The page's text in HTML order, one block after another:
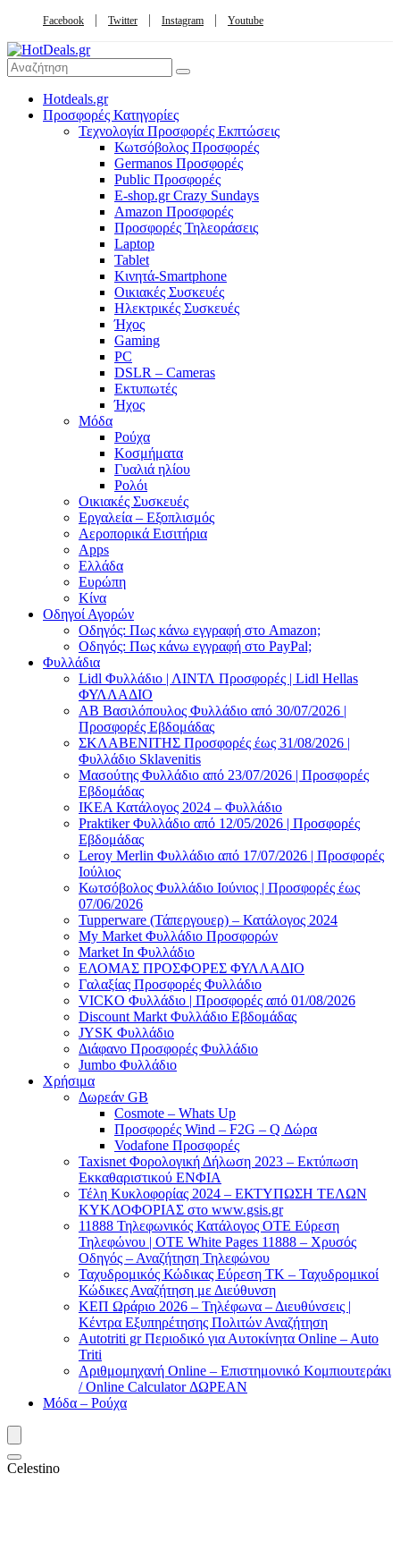
Facebook Twitter Instagram Youtube
Hotdeals.gr
Προσφορές Κατηγορίες
Τεχνολογία Προσφορές Εκπτώσεις
Κωτσόβολος Προσφορές
Germanos Προσφορές
Public Προσφορές
E-shop.gr Crazy Sundays
Amazon Προσφορές
Προσφορές Τηλεοράσεις
Laptop
Tablet
Κινητά-Smartphone
Οικιακές Συσκευές
Hλεκτρικές Συσκευές
Ήχος
Gaming
PC
DSLR – Cameras
Εκτυπωτές
Ήχος
Μόδα
Ρούχα
Κοσμήματα
Γυαλιά ηλίου
Ρολόι
Οικιακές Συσκευές
Εργαλεία – Εξοπλισμός
Αεροπορικά Εισιτήρια
Apps
Ελλάδα
Ευρώπη
Κίνα
Οδηγοί Αγορών
Οδηγός: Πως κάνω εγγραφή στο Amazon;
Οδηγός: Πως κάνω εγγραφή στο PayPal;
Φυλλάδια
Lidl Φυλλάδιο | ΛΙΝΤΛ Προσφορές | Lidl Hellas
ΦΥΛΛΑΔΙΟ
AB Βασιλόπουλος Φυλλάδιο από 30/07/2026 |
Προσφορές Εβδομάδας
ΣΚΛΑΒΕΝΙΤΗΣ Προσφορές έως 31/08/2026 |
Φυλλάδιο Sklavenitis
Μασούτης Φυλλάδιο από 23/07/2026 | Προσφορές
Εβδομάδας
ΙΚΕΑ Κατάλογος 2024 – Φυλλάδιο
Praktiker Φυλλάδιο από 12/05/2026 | Προσφορές
Εβδομάδας
Leroy Merlin Φυλλάδιο από 17/07/2026 | Προσφορές
Ιούλιος
Κωτσόβολος Φυλλάδιο Ιούνιος | Προσφορές έως
07/06/2026
Tupperware (Τάπεργουερ) – Κατάλογος 2024
My Market Φυλλάδιο Προσφορών
Market In Φυλλάδιο
ΕΛΟΜΑΣ ΠΡΟΣΦΟΡΕΣ ΦΥΛΛΑΔΙΟ
Γαλαξίας Προσφορές Φυλλάδιο
VICKO Φυλλάδιο | Προσφορές από 01/08/2026
Discount Markt Φυλλάδιο Εβδομάδας
JYSK Φυλλάδιο
Διάφανο Προσφορές Φυλλάδιο
Jumbo Φυλλάδιο
Χρήσιμα
Δωρεάν GB
Cosmote – Whats Up
Προσφορές Wind – F2G – Q Δώρα
Vodafone Προσφορές
Taxisnet Φορολογική Δήλωση 2023 – Εκτύπωση
Εκκαθαριστικού EΝΦΙΑ
Τέλη Kυκλοφορίας 2024 – ΕΚΤΥΠΩΣΗ ΤΕΛΩΝ
ΚΥΚΛΟΦΟΡΙΑΣ στο www.gsis.gr
11888 Τηλεφωνικός Κατάλογος ΟΤΕ Εύρεση
Τηλεφώνου | OTE White Pages 11888 – Χρυσός
Οδηγός – Αναζήτηση Τηλεφώνου
Ταχυδρομικός Κώδικας Εύρεση ΤΚ – Ταχυδρομικοί
Κώδικες Αναζήτηση με Διεύθυνση
ΚΕΠ Ωράριο 2026 – Τηλέφωνα – Διευθύνσεις |
Κέντρα Εξυπηρέτησης Πολιτών Αναζήτηση
Autotriti gr Περιοδικό για Αυτοκίνητα Online – Auto
Triti
Αριθμομηχανή Online – Επιστημονικό Κομπιουτεράκι
/ Online Calculator ΔΩΡΕΑΝ
Μόδα – Ρούχα
Celestino